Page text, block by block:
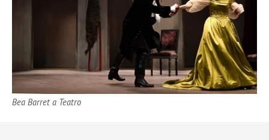
Bea Barret a Teatro